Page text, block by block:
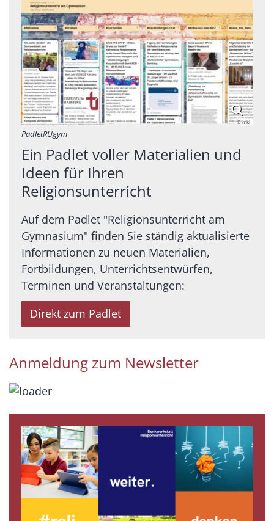
© mkl
PadletRUgym
Ein Padlet voller Materialien und
Ideen für Ihren
Religionsunterricht
Auf dem Padlet "Religionsunterricht am
Gymnasium" finden Sie ständig aktualisierte
Informationen zu neuen Materialien,
Fortbildungen, Unterrichtsentwürfen,
Terminen und Veranstaltungen:
Direkt zum Padlet
Anmeldung zum Newsletter